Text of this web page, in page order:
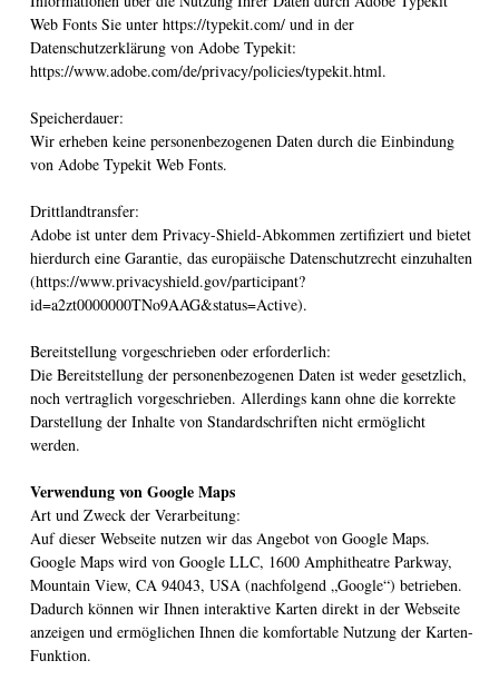
Web Fonts Sie unter https://typekit.com/ und in der
Datenschutzerklärung von Adobe Typekit:
https://www.adobe.com/de/privacy/policies/typekit.html.
Speicherdauer:
Wir erheben keine personenbezogenen Daten durch die Einbindung
von Adobe Typekit Web Fonts.
Drittlandtransfer:
Adobe ist unter dem Privacy-Shield-Abkommen zertifiziert und bietet
hierdurch eine Garantie, das europäische Datenschutzrecht einzuhalten
(https://www.privacyshield.gov/participant?
id=a2zt0000000TNo9AAG&status=Active).
Bereitstellung vorgeschrieben oder erforderlich:
Die Bereitstellung der personenbezogenen Daten ist weder gesetzlich,
noch vertraglich vorgeschrieben. Allerdings kann ohne die korrekte
Darstellung der Inhalte von Standardschriften nicht ermöglicht
werden.
Verwendung von Google Maps
Art und Zweck der Verarbeitung:
Auf dieser Webseite nutzen wir das Angebot von Google Maps.
Google Maps wird von Google LLC, 1600 Amphitheatre Parkway,
Mountain View, CA 94043, USA (nachfolgend „Google“) betrieben.
Dadurch können wir Ihnen interaktive Karten direkt in der Webseite
anzeigen und ermöglichen Ihnen die komfortable Nutzung der Karten-
Funktion.